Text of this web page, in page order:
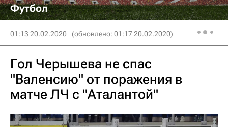
Футбол
01:13 20.02.2020 (обновлено: 01:17 20.02.2020)
Гол Черышева не спас
"Валенсию" от поражения в
матче ЛЧ с "Аталантой"